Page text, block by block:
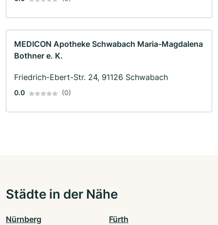
MEDICON Apotheke Schwabach Maria-Magdalena
Bothner e. K.
Friedrich-Ebert-Str. 24, 91126 Schwabach
0.0 (0)
Städte in der Nähe
Nürnberg Fürth